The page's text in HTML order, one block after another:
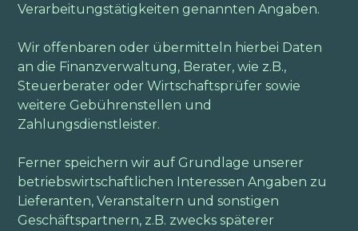
Verarbeitungstätigkeiten genannten Angaben.
Wir offenbaren oder übermitteln hierbei Daten
an die Finanzverwaltung, Berater, wie z.B.,
Steuerberater oder Wirtschaftsprüfer sowie
weitere Gebührenstellen und
Zahlungsdienstleister.
Ferner speichern wir auf Grundlage unserer
betriebswirtschaftlichen Interessen Angaben zu
Lieferanten, Veranstaltern und sonstigen
Geschäftspartnern, z.B. zwecks späterer